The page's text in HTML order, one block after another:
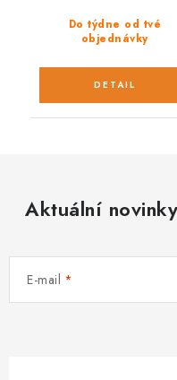
Do týdne od tvé
objednávky
Aktuální
E-mail